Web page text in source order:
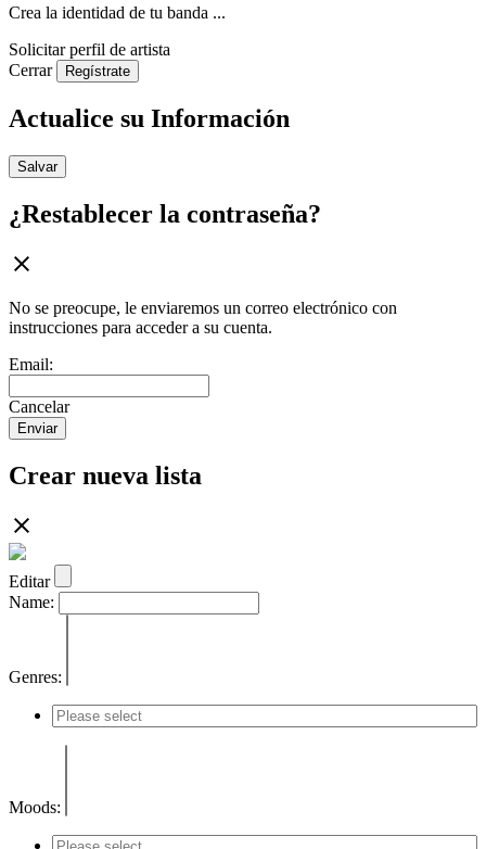
Crea la identidad de tu banda ...
Solicitar perfil de artista
Cerrar
Regístrate
Actualice su Información
Salvar
¿Restablecer la contraseña?
No se preocupe, le enviaremos un correo electrónico con
instrucciones para acceder a su cuenta.
Email:
Cancelar
Enviar
Crear nueva lista
Editar
Name:
Genres:
Moods: